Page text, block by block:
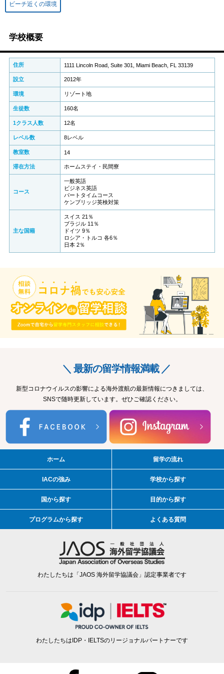
ビーチ近くの環境
学校概要
住所 1111 Lincoln Road, Suite 301, Miami Beach, FL 33139
設立 2012年
環境 リゾート地
生徒数 160名
1クラス人数 12名
レベル数 8レベル
教室数 14
滞在方法 ホームステイ・民間寮
コース
一般英語
ビジネス英語
パートタイムコース
ケンブリッジ英検対策
主な国籍
スイス 21％
ブラジル 11％
ドイツ 9％
ロシア・トルコ 各6％
日本 2％
＼ 最新の留学情報満載 ／
新型コロナウイルスの影響による海外渡航の最新情報につきましては、
SNSで随時更新しています。ぜひご確認ください。
ホーム 留学の流れ
IACの強み 学校から探す
国から探す 目的から探す
プログラムから探す よくある質問
わたしたちは「JAOS 海外留学協議会」認定事業者です
わたしたちはIDP・IELTSのリージョナルパートナーです